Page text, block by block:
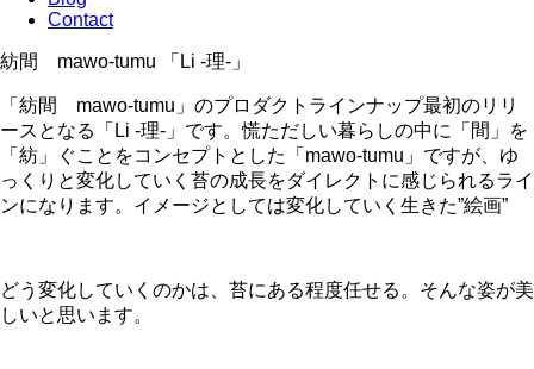
Contact
紡間 mawo-tumu 「Li -理-」
「紡間 mawo-tumu」のプロダクトラインナップ最初のリリ
ースとなる「Li -理-」です。慌ただしい暮らしの中に「間」を
「紡」ぐことをコンセプトとした「mawo-tumu」ですが、ゆ
っくりと変化していく苔の成長をダイレクトに感じられるライ
ンになります。イメージとしては変化していく生きた”絵画”
どう変化していくのかは、苔にある程度任せる。そんな姿が美
しいと思います。